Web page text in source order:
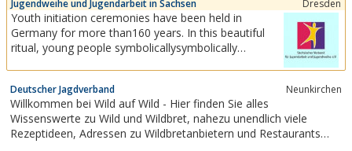
Jugendweihe und Jugendarbeit in Sachsen Dresden
Youth initiation ceremonies have been held in
Germany for more than160 years. In this beautiful
ritual, young people symbolicallysymbolically
and youth initiation ceremonies, thus maintaining a
tradition that will soon be 170...
Deutscher Jagdverband Neunkirchen
Willkommen bei Wild auf Wild - Hier finden Sie alles
Wissenswerte zu Wild und Wildbret, nahezu unendlich viele
Rezeptideen, Adressen zu Wildbretanbietern und Restaurants